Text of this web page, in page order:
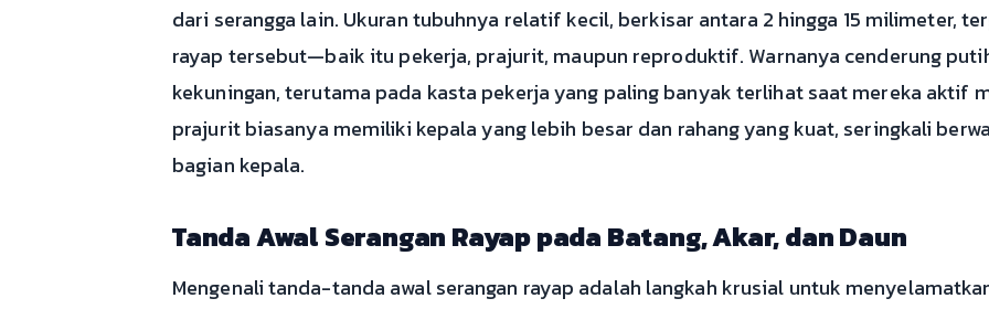
dari serangga lain. Ukuran tubuhnya relatif kecil, berkisar antara 2 hingga 15 milimeter,
rayap tersebut—baik itu pekerja, prajurit, maupun reproduktif. Warnanya cenderung
kekuningan, terutama pada kasta pekerja yang paling banyak terlihat saat mereka aktif
prajurit biasanya memiliki kepala yang lebih besar dan rahang yang kuat, seringkali
bagian kepala.
Tanda Awal Serangan Rayap pada Batang, Akar, dan Daun
Mengenali tanda-tanda awal serangan rayap adalah langkah krusial untuk